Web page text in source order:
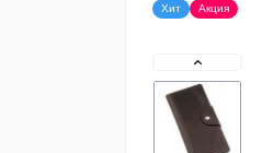
Хит Акция